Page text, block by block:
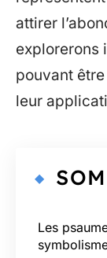
attirer
explorerons
pouvant
leur
Les